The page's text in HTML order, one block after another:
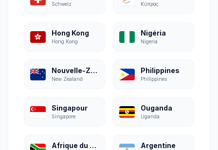
Schweiz Κύπρος
Hong Kong
Hong Kong
Nigéria
Nigeria
Nouvelle-Zélande
New Zealand
Philippines
Philippines
Singapour
Singapore
Ouganda
Uganda
Afrique du Sud Argentine